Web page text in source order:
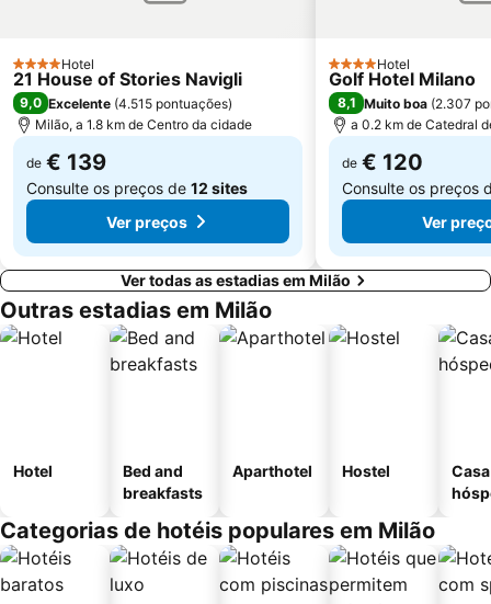
Isola
Porta Venezia Metro Station
Moscova Metro Station
Duomo Metro Station
Lambrate
4 Estrelas
Hotel
21 House of Stories Navigli
9,0 Excelente (4.515 pontuações)
Milão, a 1.8 km de Centro da cidade
de € 139
Consulte os preços de 12 sites
Ver preços
4 Estrelas
Hotel
Golf Hotel Milano
8,1 Muito boa (2.307
a 0.2 km de Catedral
de € 120
Consulte os preços
Ver
Ver todas as estadias em Milão
Outras estadias em Milão
Hotel
Bed and
breakfasts
Aparthotel Hostel
Categorias de hotéis populares em Milão